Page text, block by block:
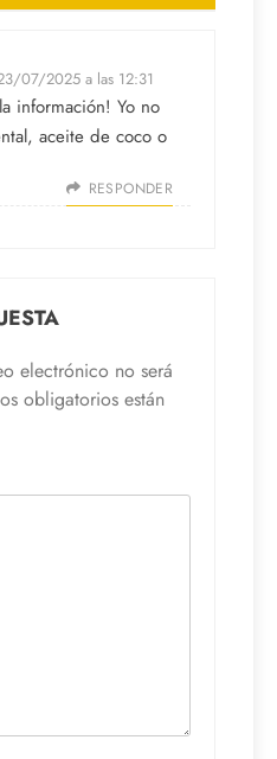
07/2025 a las 12:31
información! Yo no
aceite de coco o
RESPONDER
electrónico no será
obligatorios están